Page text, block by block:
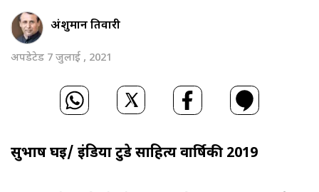
अंशुमान तिवारी
अपडेटेड 7 जुलाई , 2021
सुभाष घई/ इंडिया टुडे साहित्य वार्षिकी 2019